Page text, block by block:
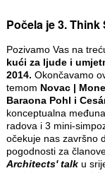
Počela je 3.
Pozivamo Vas na
kući za ljude i
2014. Okončavamo
temom Novac |
Baraona Pohl i
konceptualna
radova i 3 mini-
očekuje nas završno
pogodnosti za
Architects' talku